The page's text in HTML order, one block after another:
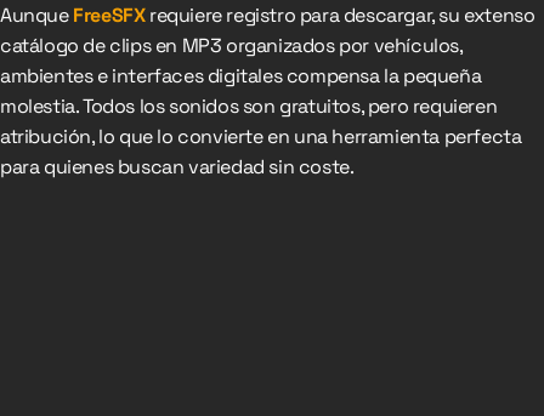
AunqueFreeSFX requiere registro para descargar, su extenso
catálogo de clips en MP3 organizados por vehículos,
ambientes e interfaces digitales compensa la pequeña
molestia. Todos los sonidos son gratuitos, pero requieren
atribución, lo que lo convierte en una herramienta perfecta
para quienes buscan variedad sin coste.